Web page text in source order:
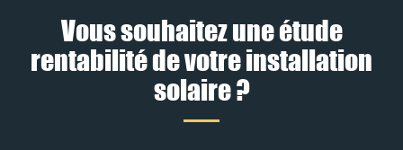
Vous souhaitez une étude
rentabilité de votre installation
solaire ?